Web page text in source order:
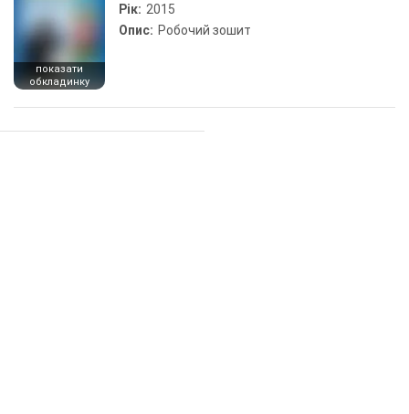
показати
обкладинку
Рік: 2015
Опис: Робочий зошит